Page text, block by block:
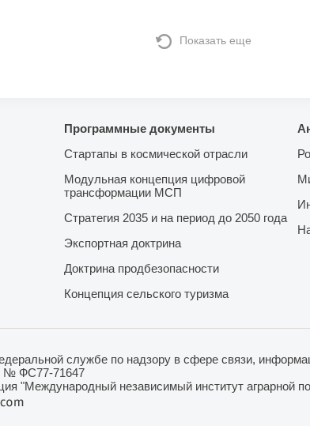
Показать еще
Программные документы
Стартапы в космической отрасли
Модульная концепция цифровой
трансформации МСП
Стратегия 2035 и на период до 2050 года
Экспортная доктрина
Доктрина продбезопасности
Концепция сельского туризма
службе по надзору в сфере связи,
№ ФС77-71647
"Международный независимый институт аграрной